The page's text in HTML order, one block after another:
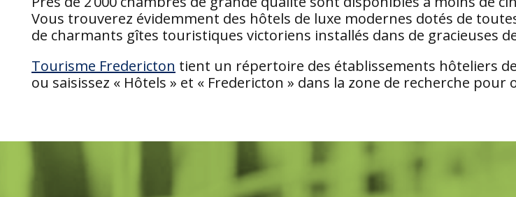
Vous trouverez évidemment des hôtels de luxe modernes dotés de
de charmants gîtes touristiques victoriens installés dans de gracieuses
Tourisme Fredericton tient un répertoire des établissements hôteliers
ou saisissez « Hôtels » et « Fredericton » dans la zone de recherche